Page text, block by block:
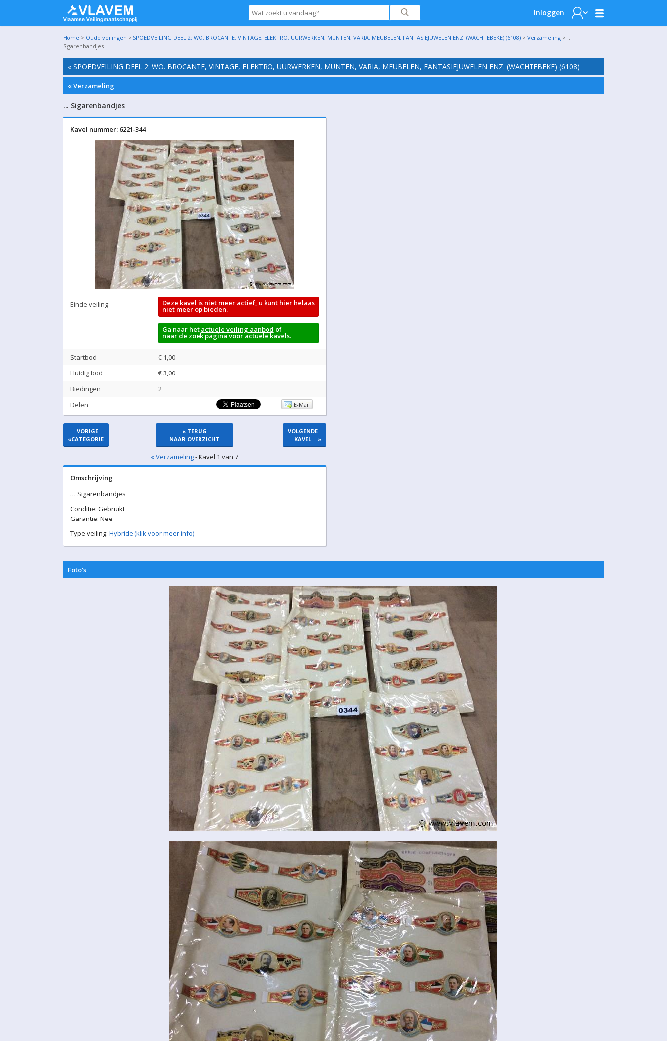
Inloggen
Home > Oude veilingen > SPOEDVEILING DEEL 2: WO. BROCANTE, VINTAGE, ELEKTRO, UURWERKEN, MUNTEN, VARIA, MEUBELEN, FANTASIEJUWELEN ENZ. (WACHTEBEKE) (6108) > Verzameling > …
Sigarenbandjes
« SPOEDVEILING DEEL 2: WO. BROCANTE, VINTAGE, ELEKTRO, UURWERKEN, MUNTEN, VARIA, MEUBELEN, FANTASIEJUWELEN ENZ. (WACHTEBEKE) (6108)
« Verzameling
… Sigarenbandjes
Kavel nummer: 6221-344
Einde veiling Deze kavel is niet meer actief, u kunt hier helaas
niet meer op bieden.
Ga naar het actuele veiling aanbod of
naar de zoek paginavoor actuele kavels.
Startbod
€ 1,00
Huidig bod
€3,00
Biedingen
2
Delen
E-Mail
«
VORIGE
CATEGORIE
« TERUG
NAAR OVERZICHT
VOLGENDE
KAVEL
»
« Verzameling- Kavel 1 van 7
Omschrijving
… Sigarenbandjes
Conditie: Gebruikt
Garantie: Nee
Type veiling: Hybride (klik voor meer info)
Foto's